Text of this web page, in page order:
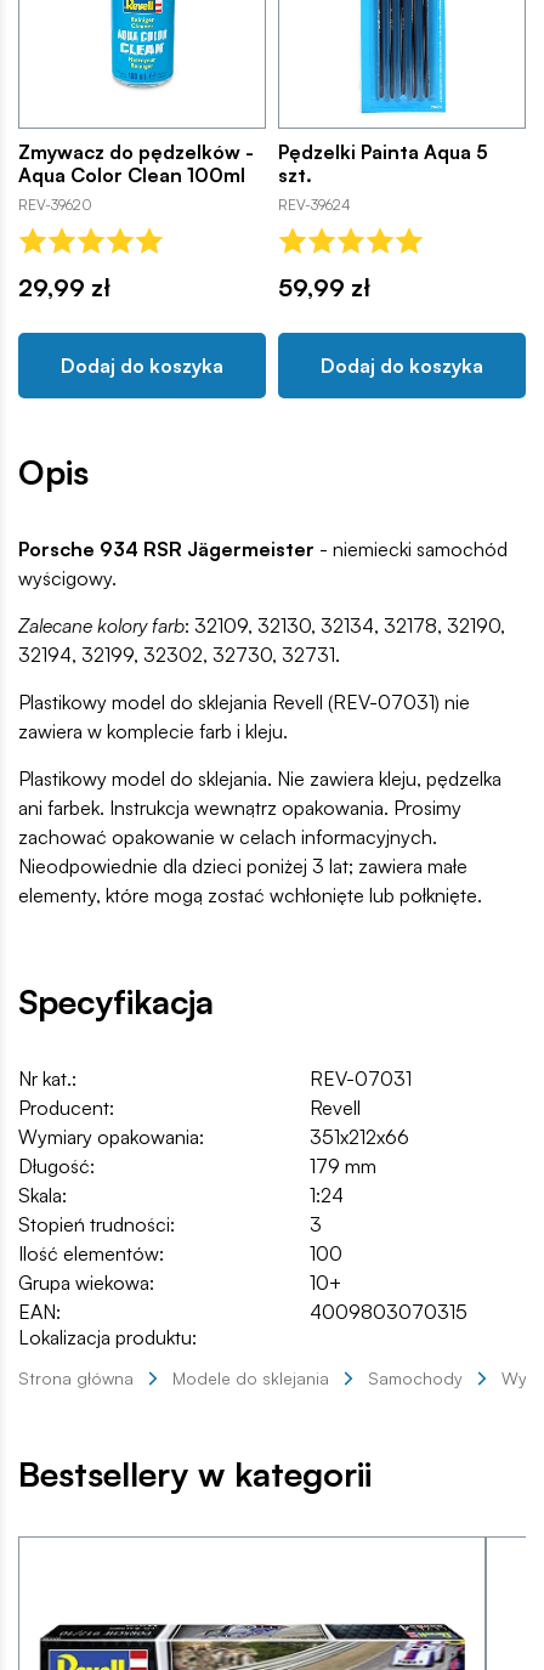
Zmywacz do pędzelków -
Aqua Color Clean 100ml
REV-39620
29,99 zł
Dodaj do koszyka
Pędzelki Painta Aqua 5
szt.
REV-39624
59,99 zł
Dodaj do koszyka
Opis
Porsche 934 RSR Jägermeister - niemiecki samochód
wyścigowy.
Zalecane kolory farb: 32109, 32130, 32134, 32178, 32190,
32194, 32199, 32302, 32730, 32731.
Plastikowy model do sklejania Revell (REV-07031) nie
zawiera w komplecie farb i kleju.
Plastikowy model do sklejania. Nie zawiera kleju, pędzelka
ani farbek. Instrukcja wewnątrz opakowania. Prosimy
zachować opakowanie w celach informacyjnych.
Nieodpowiednie dla dzieci poniżej 3 lat; zawiera małe
elementy, które mogą zostać wchłonięte lub połknięte.
Specyfikacja
Nr kat.:
REV-07031
Producent:
Revell
Wymiary opakowania:
351x212x66
Długość:
179 mm
Skala:
1:24
Stopień trudności:
3
Ilość elementów:
100
Grupa wiekowa:
10+
EAN:
4009803070315
Lokalizacja produktu:
Strona główna Modele do sklejania Samochody
Bestsellery w kategorii